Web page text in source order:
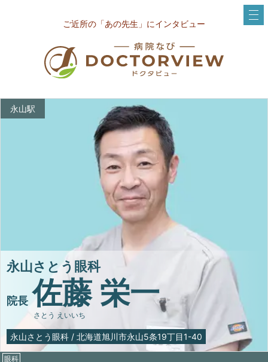
ご近所の「あの先生」にインタビュー
永山駅
永山さとう眼科
院長 佐藤 栄一
さとう えいいち
永山さとう眼科 / 北海道旭川市永山5条19丁目1-40
眼科